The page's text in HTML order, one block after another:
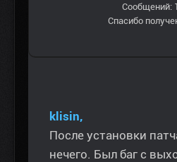
Сообщений:
Спасибо
klisin,
После установки
нечего. Был баг с